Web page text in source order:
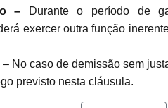
–
Durante o período de
exercer outra função
– No caso de demissão sem
previsto nesta cláusula.